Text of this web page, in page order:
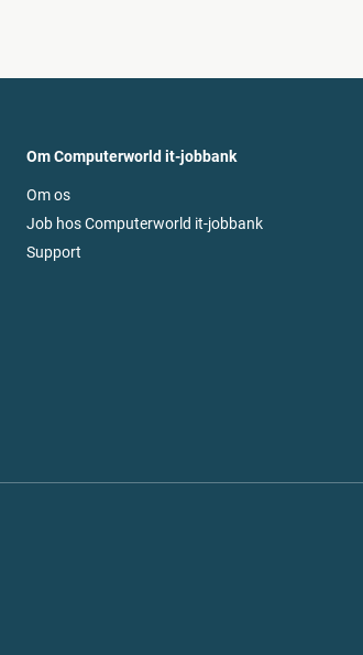
Om Computerworld it-jobbank
Om os
Job hos Computerworld it-jobbank
Support